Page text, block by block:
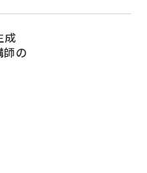
成
師の